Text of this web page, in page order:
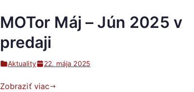
MOTor Máj – Jún 2025 v
predaji
Aktuality 22. mája 2025
Zobraziť viac